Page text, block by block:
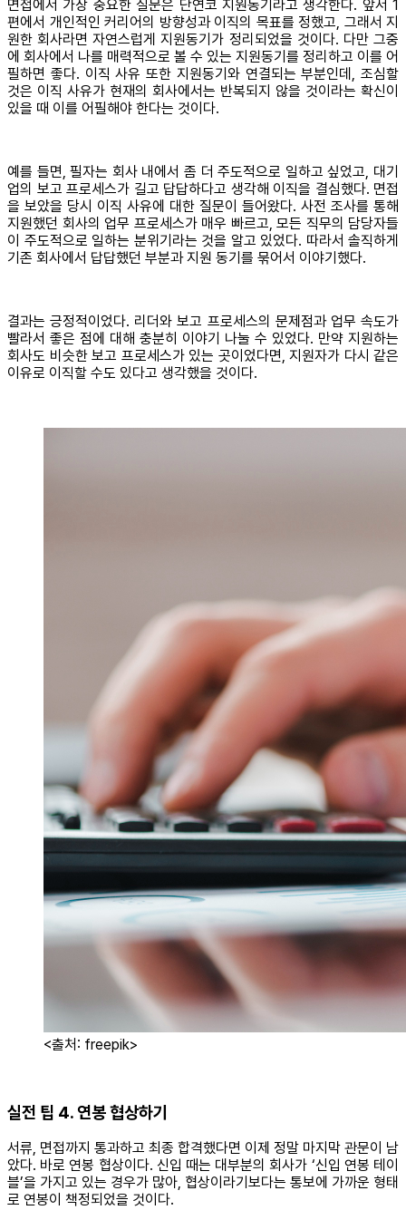
면접에서 가장 중요한 질문은 단연코 지원동기라고 생각한다. 앞서 1
편에서 개인적인 커리어의 방향성과 이직의 목표를 정했고, 그래서 지
원한 회사라면 자연스럽게 지원동기가 정리되었을 것이다. 다만 그중
에 회사에서 나를 매력적으로 볼 수 있는 지원동기를 정리하고 이를 어
필하면 좋다. 이직 사유 또한 지원동기와 연결되는 부분인데, 조심할
것은 이직 사유가 현재의 회사에서는 반복되지 않을 것이라는 확신이
있을 때 이를 어필해야 한다는 것이다.
예를 들면, 필자는 회사 내에서 좀 더 주도적으로 일하고 싶었고, 대기
업의 보고 프로세스가 길고 답답하다고 생각해 이직을 결심했다. 면접
을 보았을 당시 이직 사유에 대한 질문이 들어왔다. 사전 조사를 통해
지원했던 회사의 업무 프로세스가 매우 빠르고, 모든 직무의 담당자들
이 주도적으로 일하는 분위기라는 것을 알고 있었다. 따라서 솔직하게
기존 회사에서 답답했던 부분과 지원 동기를 묶어서 이야기했다.
결과는 긍정적이었다. 리더와 보고 프로세스의 문제점과 업무 속도가
빨라서 좋은 점에 대해 충분히 이야기 나눌 수 있었다. 만약 지원하는
회사도 비슷한 보고 프로세스가 있는 곳이었다면, 지원자가 다시 같은
이유로 이직할 수도 있다고 생각했을 것이다.
<출처: freepik>
실전 팁 4. 연봉 협상하기
서류, 면접까지 통과하고 최종 합격했다면 이제 정말 마지막 관문이 남
았다. 바로 연봉 협상이다. 신입 때는 대부분의 회사가 ‘신입 연봉 테이
블’을 가지고 있는 경우가 많아, 협상이라기보다는 통보에 가까운 형태
로 연봉이 책정되었을 것이다.